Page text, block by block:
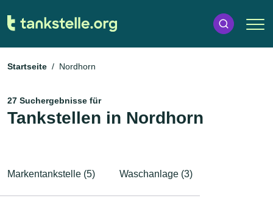
Startseite Nordhorn
27 Suchergebnisse für
Tankstellen in Nordhorn
Markentankstelle (5) Waschanlage (3)